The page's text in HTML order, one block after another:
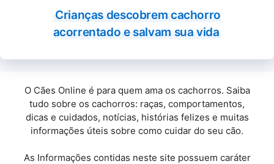
Crianças descobrem cachorro
acorrentado e salvam sua vida
O Cães Online é para quem ama os cachorros. Saiba
tudo sobre os cachorros: raças, comportamentos,
dicas e cuidados, notícias, histórias felizes e muitas
informações úteis sobre como cuidar do seu cão.
As Informações contidas neste site possuem caráter